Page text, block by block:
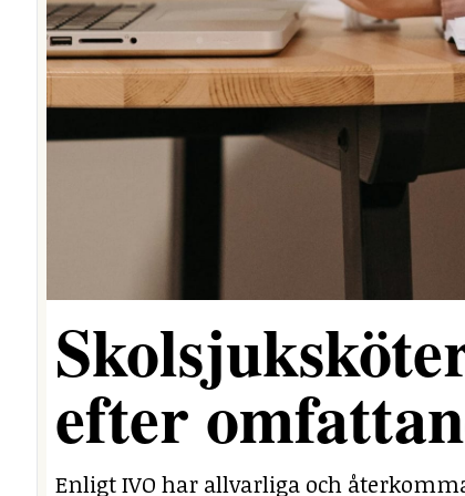
efter
Enligt IVO har allvarliga och